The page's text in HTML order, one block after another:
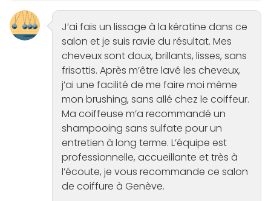
J’ai fais un lissage à la kératine dans ce
salon et je suis ravie du résultat. Mes
cheveux sont doux, brillants, lisses, sans
frisottis. Après m’être lavé les cheveux,
j’ai une facilité de me faire moi même
mon brushing, sans allé chez le coiffeur.
Ma coiffeuse m’a recommandé un
shampooing sans sulfate pour un
entretien à long terme. L’équipe est
professionnelle, accueillante et très à
l’écoute, je vous recommande ce salon
de coiffure à Genève.